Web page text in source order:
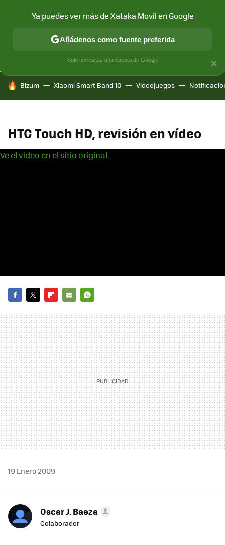
CONECTIVIDAD MÓVIL Y SOCIEDAD APLICACIONES
HOY SE HABLA DE
Bizum Xiaomi Smart Band 10 Videojuegos
HTC Touch HD, revisión en vídeo
Ve el video en el sitio original.
MAIL
19 Enero 2009
Oscar J. Baeza
Colaborador
×
Ya puedes ver más de Xataka Movil en Google
Añádenos como fuente preferida
Solo necesitas una cuenta de Google